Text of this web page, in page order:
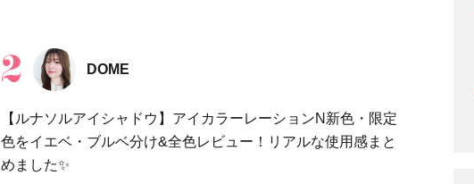
DOME
【ルナソルアイシャドウ】アイカラーレーションN新色・限定
色をイエベ・ブルベ分け&全色レビュー！リアルな使用感まと
めました✨